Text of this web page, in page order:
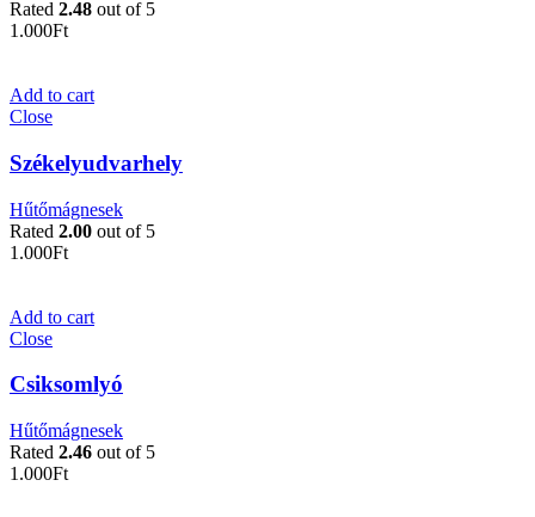
Rated 2.48 out of 5
1.000Ft
Add to cart
Close
Székelyudvarhely
Hűtőmágnesek
Rated 2.00 out of 5
1.000Ft
Add to cart
Close
Csiksomlyó
Hűtőmágnesek
Rated 2.46 out of 5
1.000Ft